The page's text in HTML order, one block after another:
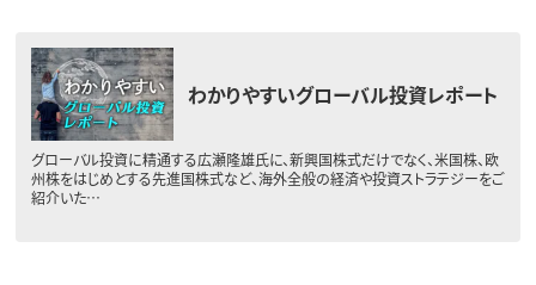
わかりやすいグローバル投資レポート
グローバル投資に精通する広瀬隆雄氏に、新興国株式だけでなく、米国株、欧
州株をはじめとする先進国株式など、海外全般の経済や投資ストラテジーをご
紹介いた…